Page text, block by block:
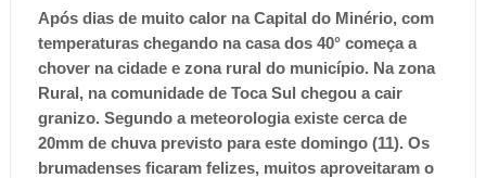
Após dias de muito calor na Capital do Minério, com
temperaturas chegando na casa dos 40° começa a
chover na cidade e zona rural do município. Na zona
Rural, na comunidade de Toca Sul chegou a cair
granizo. Segundo a meteorologia existe cerca de
20mm de chuvaprevisto para este domingo (11). Os
brumadenses ficaram felizes, muitos aproveitaram o